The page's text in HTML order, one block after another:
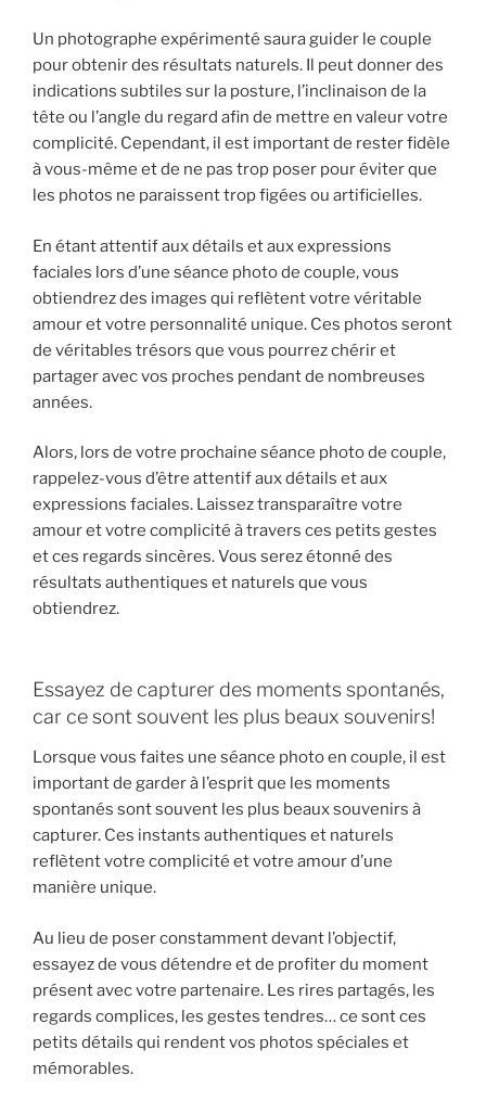
Un photographe expérimenté saura guider le couple
pour obtenir des résultats naturels. Il peut donner des
indications subtiles sur la posture, l’inclinaison de la
tête ou l’angle du regard afin de mettre en valeur votre
complicité. Cependant, il est important de rester fidèle
à vous-même et de ne pas trop poser pour éviter que
les photos ne paraissent trop figées ou artificielles.
En étant attentif aux détails et aux expressions
faciales lors d’une séance photo de couple, vous
obtiendrez des images qui reflètent votre véritable
amour et votre personnalité unique. Ces photos seront
de véritables trésors que vous pourrez chérir et
partager avec vos proches pendant de nombreuses
années.
Alors, lors de votre prochaine séance photo de couple,
rappelez-vous d’être attentif aux détails et aux
expressions faciales. Laissez transparaître votre
amour et votre complicité à travers ces petits gestes
et ces regards sincères. Vous serez étonné des
résultats authentiques et naturels que vous
obtiendrez.
Essayez de capturer des moments spontanés,
car ce sont souvent les plus beaux souvenirs!
Lorsque vous faites une séance photo en couple, il est
important de garder à l’esprit que les moments
spontanés sont souvent les plus beaux souvenirs à
capturer. Ces instants authentiques et naturels
reflètent votre complicité et votre amour d’une
manière unique.
Au lieu de poser constamment devant l’objectif,
essayez de vous détendre et de profiter du moment
présent avec votre partenaire. Les rires partagés, les
regards complices, les gestes tendres… ce sont ces
petits détails qui rendent vos photos spéciales et
mémorables.